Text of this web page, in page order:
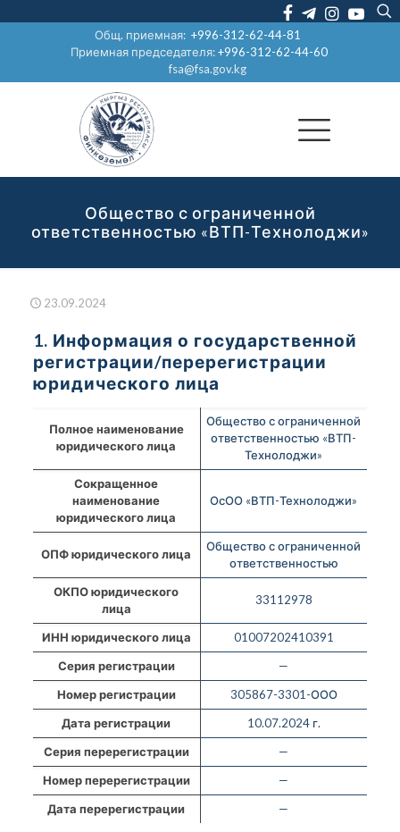
Общ. приемная:+996-312-62-44-81
Приемная председателя:+996-312-62-44-60
fsa@fsa.gov.kg
Общество с ограниченной
ответственностью «ВТП-Технолоджи»
23.09.2024
1. Информация о государственной
регистрации/перерегистрации
юридического лица
Полное наименование
юридического лица
Общество с ограниченной
ответственностью «ВТП-
Технолоджи»
Сокращенное
наименование
юридического лица
ОсОО «ВТП-Технолоджи»
ОПФ юридического лица
Общество с ограниченной
ответственностью
ОКПО юридического
лица
33112978
ИНН юридического лица
01007202410391
Серия регистрации
—
Номер регистрации
305867-3301-ООО
Дата регистрации
10.07.2024 г.
Серия перерегистрации
—
Номер перерегистрации
—
Дата перерегистрации
—